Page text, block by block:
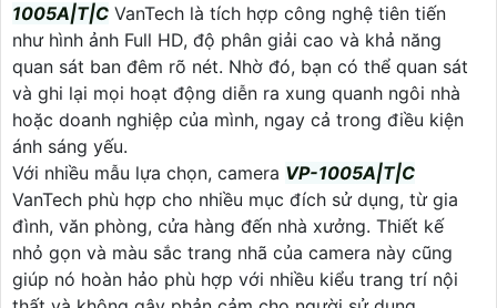
1005A|T|C VanTech là tích hợp công nghệ tiên tiến
như hình ảnh Full HD, độ phân giải cao và khả năng
quan sát ban đêm rõ nét. Nhờ đó, bạn có thể quan sát
và ghi lại mọi hoạt động diễn ra xung quanh ngôi nhà
hoặc doanh nghiệp của mình, ngay cả trong điều kiện
ánh sáng yếu.
Với nhiều mẫu lựa chọn, camera VP-1005A|T|C
VanTech phù hợp cho nhiều mục đích sử dụng, từ gia
đình, văn phòng, cửa hàng đến nhà xưởng. Thiết kế
nhỏ gọn và màu sắc trang nhã của camera này cũng
giúp nó hoàn hảo phù hợp với nhiều kiểu trang trí nội